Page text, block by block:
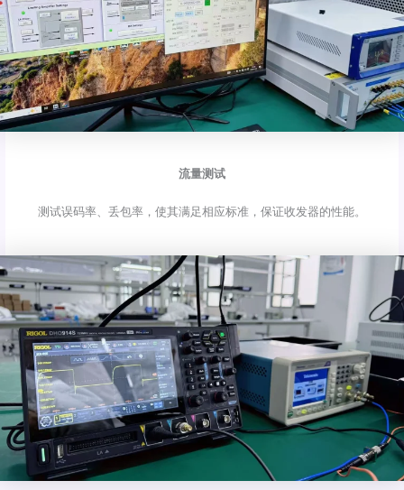
流量测试
测试误码率、丢包率，使其满足相应标准，保证收发器的性能。